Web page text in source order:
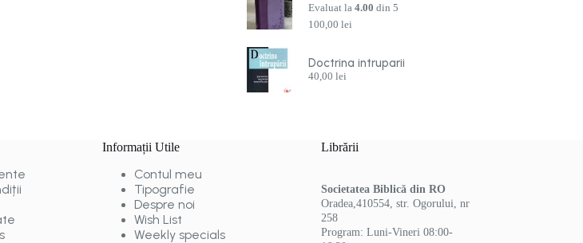
Evaluat la4.00 din 5
100,00lei
Doctrina intruparii
40,00lei
Informații Utile
Contul meu
Tipografie
Despre noi
Wish List
Weekly specials
Librării
Societatea Biblică din RO
Oradea,410554, str. Ogorului, nr
258
Program: Luni-Vineri 08:00-